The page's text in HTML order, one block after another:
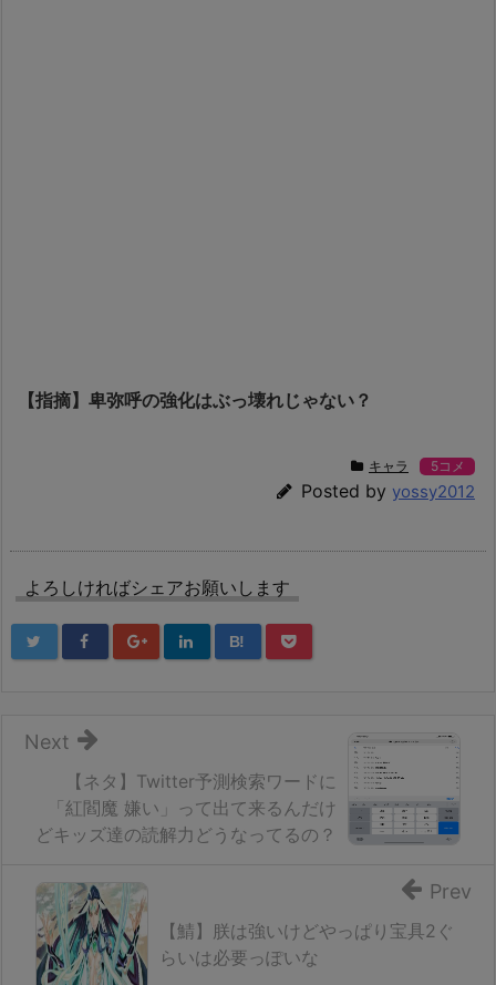
【指摘】卑弥呼の強化はぶっ壊れじゃない？
キャラ 5コメ
Posted by yossy2012
よろしければシェアお願いします
B!
【ネタ】Twitter予測検索ワードに
「紅閻魔 嫌い」って出て来るんだけ
どキッズ達の読解力どうなってるの？
Next
【鯖】朕は強いけどやっぱり宝具2ぐ
らいは必要っぽいな
Prev